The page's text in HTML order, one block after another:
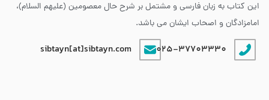
این کتاب به زبان فارسی و مشتمل بر شرح حال معصومین (علیهم السلام)،
امامزادگان و اصحاب ایشان می باشد.
025-37703330
sibtayn[at]sibtayn.com